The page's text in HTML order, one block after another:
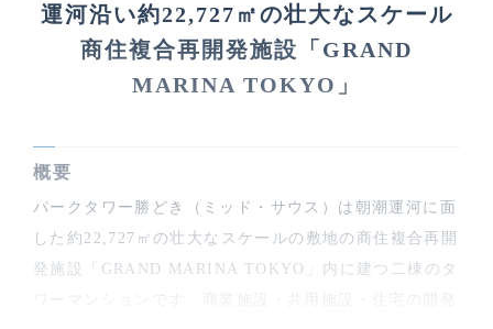
運河沿い約22,727㎡の壮大なスケール
商住複合再開発施設「GRAND
MARINA TOKYO」
概要
パークタワー勝どき（ミッド・サウス）は朝潮運河に面
した約22,727㎡の壮大なスケールの敷地の商住複合再開
発施設「GRAND MARINA TOKYO」内に建つ二棟のタ